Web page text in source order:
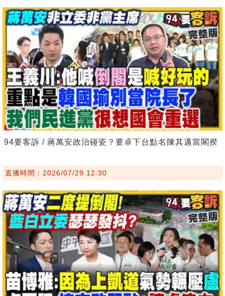
94要客訴 / 蔣萬安政治碰瓷？要卓下台點名陳其邁當閣揆
直播時間：2026/07/29 12:30